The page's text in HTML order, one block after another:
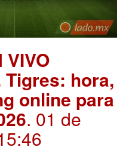
VIVO
hora,
online para
. 01 de